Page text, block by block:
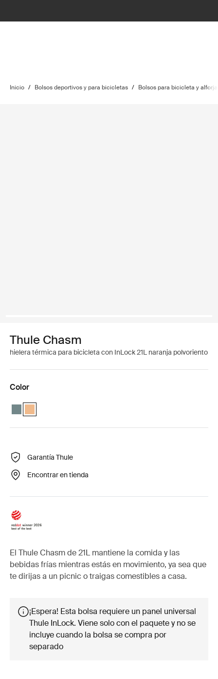
Inicio / Bolsos deportivos y para bicicletas / Bolsos para bicicleta y
Thule Chasm
hielera térmica para bicicleta con InLock 21L naranja polvoriento
Color
Thule Chasm cooler with InLock 21L Azul medio
Thule Chasm cooler with InLock 21L Naranja polvoriento
Garantía Thule
Encontrar en tienda
El Thule Chasm de 21L mantiene la comida y las
bebidas frías mientras estás en movimiento, ya sea que
te dirijas a un picnic o traigas comestibles a casa.
¡Espera! Esta bolsa requiere un panel universal
Thule InLock. Viene solo con el paquete y no se
incluye cuando la bolsa se compra por
separado